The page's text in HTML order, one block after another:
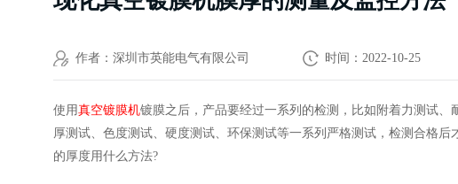
作者：深圳市英能电气有限公司 时间：2022-10-25
使用真空镀膜机镀膜之后，产品要经过一系列的检测，比如附着力测试
厚测试、色度测试、硬度测试、环保测试等一系列严格测试，检测合格
的厚度用什么方法?